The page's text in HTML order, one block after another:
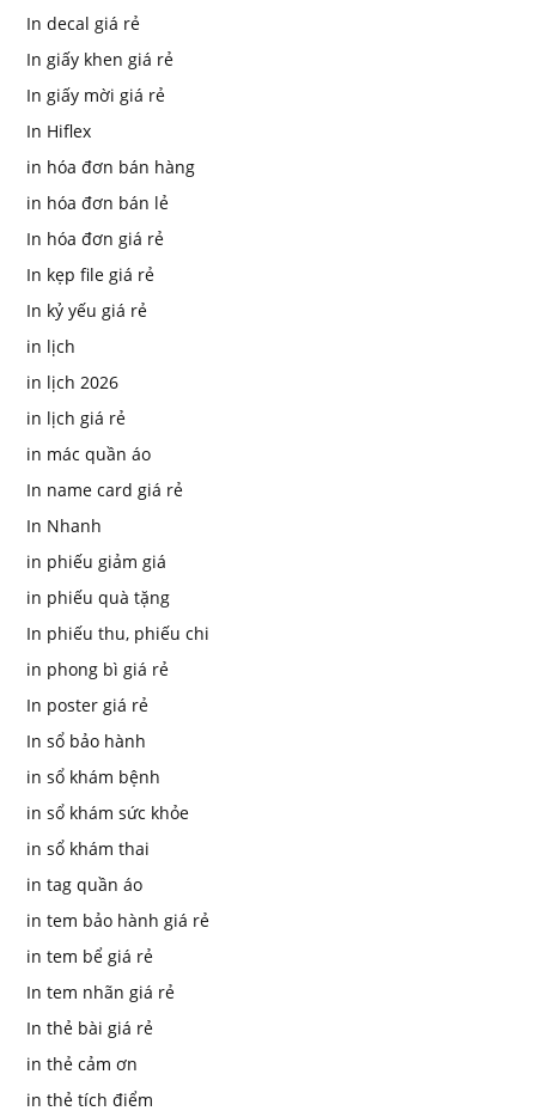
In decal giá rẻ
In giấy khen giá rẻ
In giấy mời giá rẻ
In Hiflex
in hóa đơn bán hàng
in hóa đơn bán lẻ
In hóa đơn giá rẻ
In kẹp file giá rẻ
In kỷ yếu giá rẻ
in lịch
in lịch 2026
in lịch giá rẻ
in mác quần áo
In name card giá rẻ
In Nhanh
in phiếu giảm giá
in phiếu quà tặng
In phiếu thu, phiếu chi
in phong bì giá rẻ
In poster giá rẻ
In sổ bảo hành
in sổ khám bệnh
in sổ khám sức khỏe
in sổ khám thai
in tag quần áo
in tem bảo hành giá rẻ
in tem bể giá rẻ
In tem nhãn giá rẻ
In thẻ bài giá rẻ
in thẻ cảm ơn
in thẻ tích điểm